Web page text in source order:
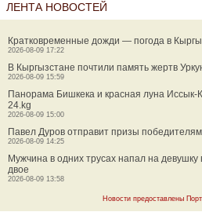
ЛЕНТА НОВОСТЕЙ
Кратковременные дожди — погода в
2026-08-09 17:22
В Кыргызстане почтили память жертв
2026-08-09 15:59
Панорама Бишкека и красная луна Иссык-
24.kg
2026-08-09 15:00
Павел Дуров отправит призы
2026-08-09 14:25
Мужчина в одних трусах напал на
двое
2026-08-09 13:58
Новости предоставлены